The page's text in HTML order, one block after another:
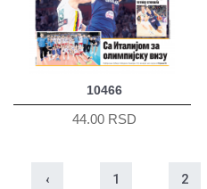
10466
44.00 RSD
‹ 1 2